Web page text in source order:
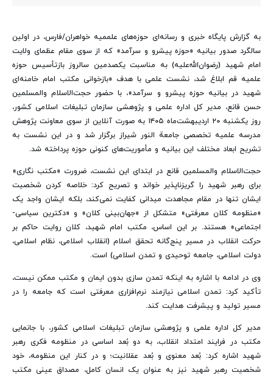
به گزارش پایگاه خبری و رسانه‌ای حوزه‌های علممیه خواهران/فارس، در اولین
سالگرد صدور بیانیه «حوزه پیشرو و سرآمد» که از سوی مقام عظمای ولایت
امام شهید (رضوان‌الله‌علیه) به مناسبت یکصدمین سالروز بازتأسیس حوزه
علمیه قم ابلاغ شد، نشست علمی با هدف «بازخوانی مکتب امام خامنه‌ای
شهید در بیانیه حوزه پیشرو و سرآمد»، با حضور حجت‌الاسلام والمسلمین
حسن قانع، مدیر کل اداره علمی و پژوهشی سازمان تبلیغات اسلامی کشور،
روز یکشنبه ۲۰ اردیبهشت‌ماه ۱۴۰۵ به صورت آنلاین از سوی معاونت پژوهش
مدرسه علمیه تخصصی جامعة‌ النور شیراز برگزار شد و در این نشست به
تشریح ابعاد مختلف این بیانیه و مأموریت‌های کنونی حوزه پرداخته شد.
حجت‌الاسلام والمسلمین قانع در ابتدای این نشست، ضرورت «مکتب‌ نگاری»
برای رهبر شهید را گریزناپذیر خواند و تصریح کرد: خلاصه‌ کردن شخصیت
ایشان تنها در مقام مجاهدت میدانی کفایت نمی‌کند، بلکه ایشان واجد یک
«منظومه کلان معرفتی» متشکل از «جهان‌بینی کلان» و «دکترین سیاسی-
اجتماعی» هستند. بر این اساس، مکتب امام شهید، کلان‌ روایت حاکم بر
حرکت انقلاب در مسیر پنج‌گانه تحقق اسلام (انقلاب اسلامی، نظام اسلامی،
دولت اسلامی، جامعه توحیدی و تمدن اسلامی) است.
وی در ادامه با اشاره به اینکه تمدن‌ سازی بدون ایمان و مکتب ممکن نیست،
تأکید کرد: تمدن اسلامی نیازمند نرم‌افزاری معرفتی است که جامعه را در
مسیر تولید و پیشرفت هدایت کند.
مدیر کل اداره علمی و پژوهشی سازمان تبلیغات اسلامی کشور، با جانمایی
مکتب در فرایند امتداد انقلاب، به دو بُعد اساسی در منظومه فکری رهبر
شهید اشاره کرد: بُعد معنوی و بُعد عقلانیت؛ و در کنار این منظومه، خود
شخصیت رهبر شهید نیز به عنوان یک انسان کامل، مصداق عینی مکتب